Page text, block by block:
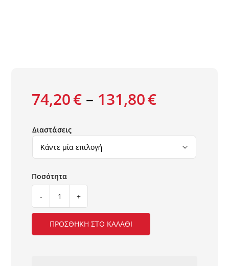
74,20€ – 131,80€
Διαστάσεις

PUFFY
BEIGE
ΠΡΟΣΘΉΚΗ ΣΤΟ ΚΑΛΆΘΙ